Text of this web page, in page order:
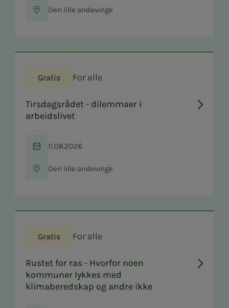
Sted
Den lille andevinge
Gratis For alle
Tirsdagsrådet - dilemmaer i
arbeidslivet
Tid
11.08.2026
Sted
Den lille andevinge
Gratis For alle
Rustet for ras - Hvorfor noen
kommuner lykkes med
klimaberedskap og andre ikke